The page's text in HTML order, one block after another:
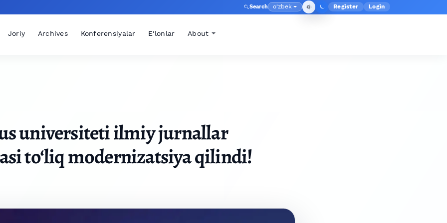
Search Language
o‘zbek Admin menyusi
Register Login
Joriy Archives Konferensiyalar E'lonlar About
universiteti ilmiy jurnallar
to‘liq modernizatsiya qilindi!